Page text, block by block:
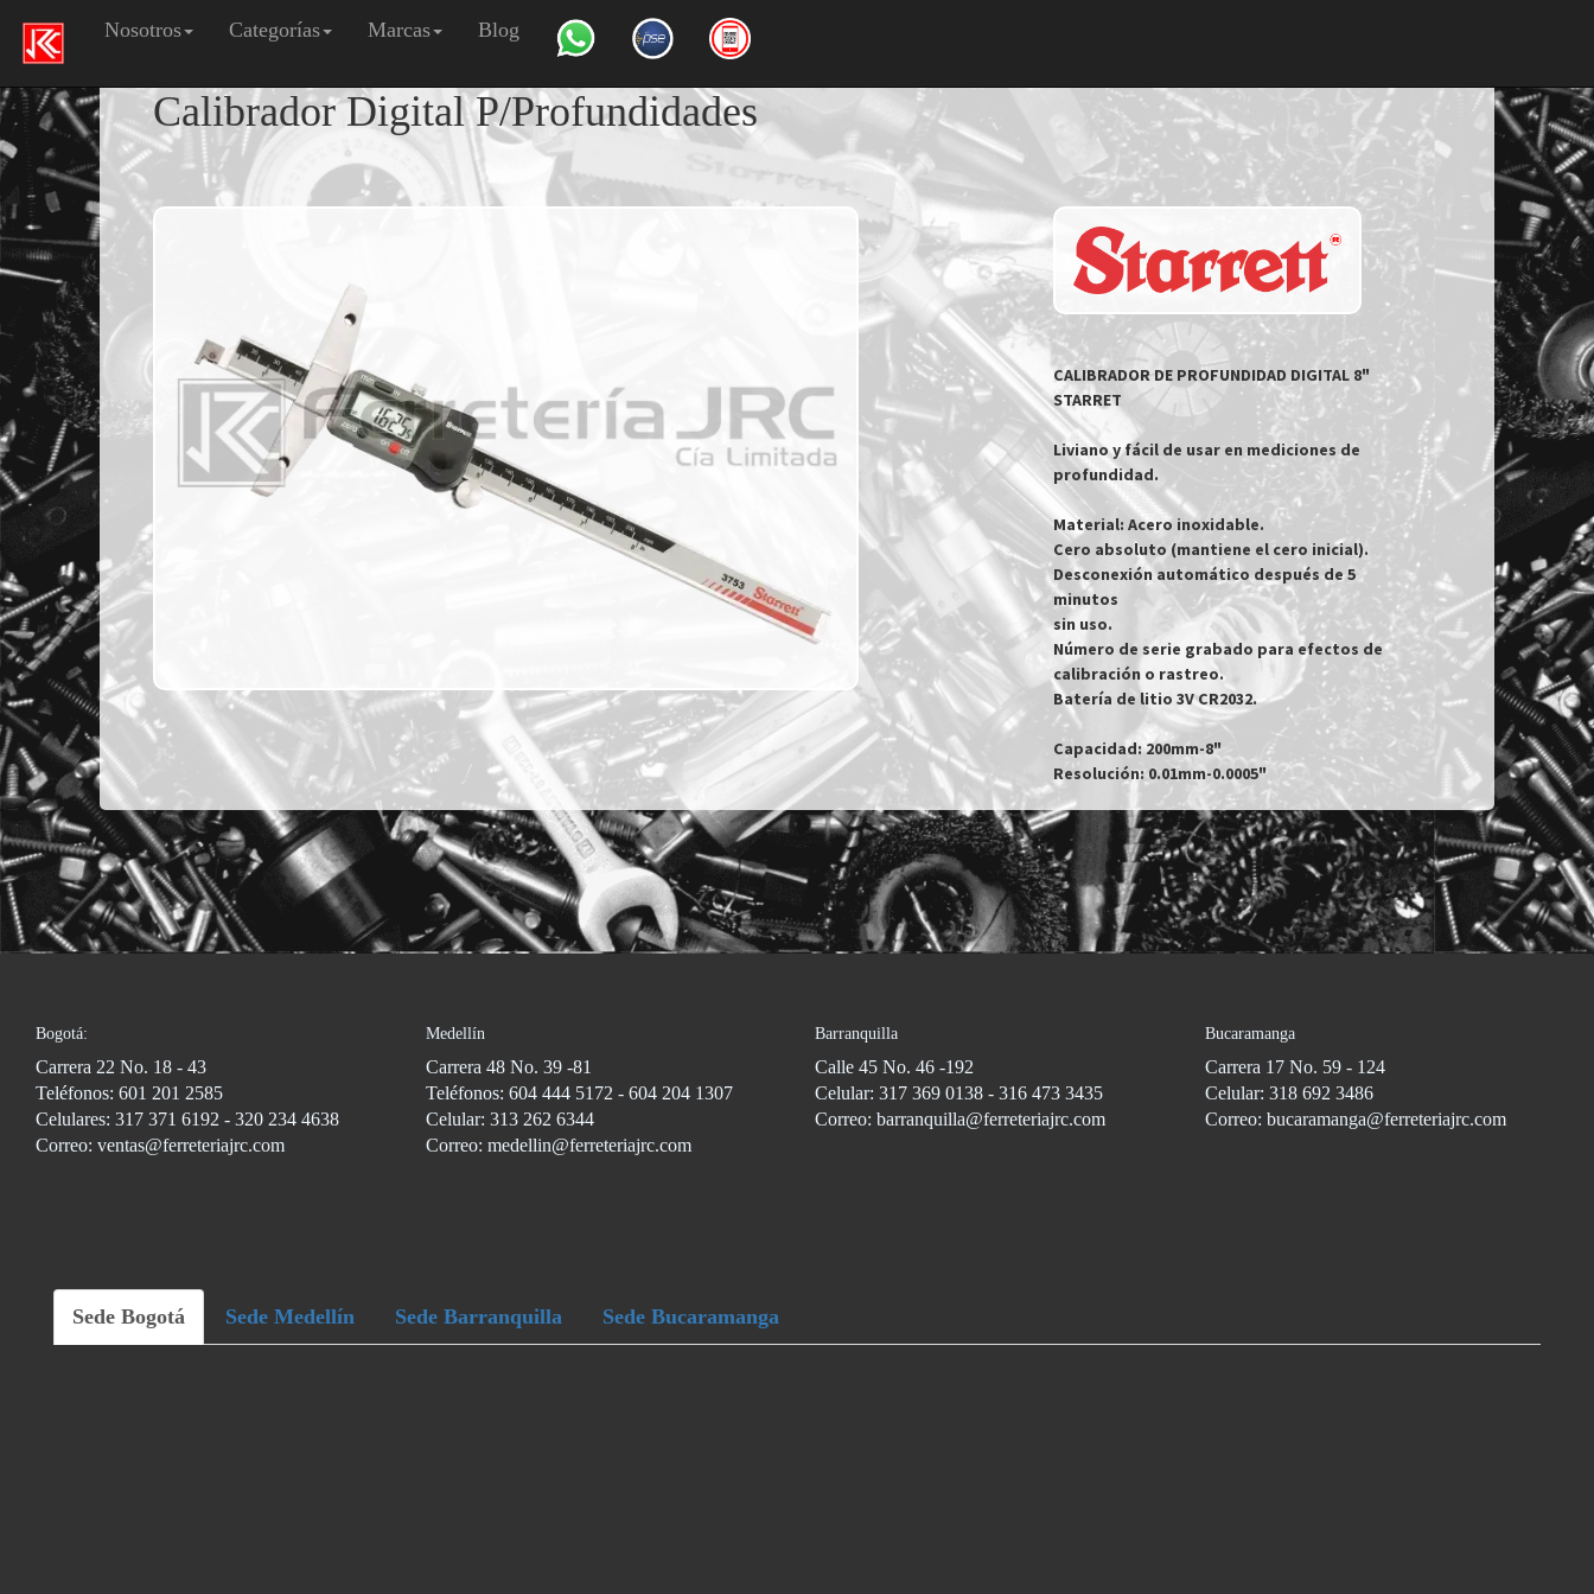
Nosotros Categorías Marcas Blog
Calibrador Digital P/Profundidades
CALIBRADOR DE PROFUNDIDAD DIGITAL 8"
STARRET
Liviano y fácil de usar en mediciones de
profundidad.
Material: Acero inoxidable.
Cero absoluto (mantiene el cero inicial).
Desconexión automático después de 5
minutos
sin uso.
Número de serie grabado para efectos de
calibración o rastreo.
Batería de litio 3V CR2032.
Capacidad: 200mm-8"
Resolución: 0.01mm-0.0005"
Bogotá:
Carrera 22 No. 18 - 43
Teléfonos: 601 201 2585
Celulares: 317 371 6192 - 320 234 4638
Correo: ventas@ferreteriajrc.com
Medellín
Carrera 48 No. 39 -81
Teléfonos: 604 444 5172 - 604 204 1307
Celular: 313 262 6344
Correo: medellin@ferreteriajrc.com
Barranquilla
Calle 45 No. 46 -192
Celular: 317 369 0138 - 316 473 3435
Correo: barranquilla@ferreteriajrc.com
Bucaramanga
Carrera 17 No. 59 - 124
Celular: 318 692 3486
Correo: bucaramanga@ferreteriajrc.com
Sede Bogotá Sede Medellín Sede Barranquilla Sede Bucaramanga